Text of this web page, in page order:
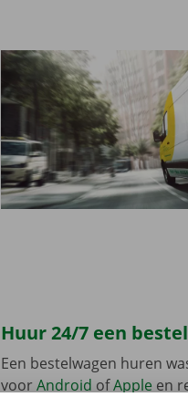
Huur 24/7 een
Een bestelwagen huren
voorAndroid ofAppleen